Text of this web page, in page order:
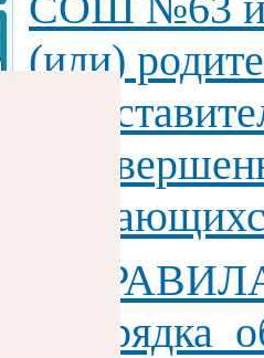
(или)
распорядка